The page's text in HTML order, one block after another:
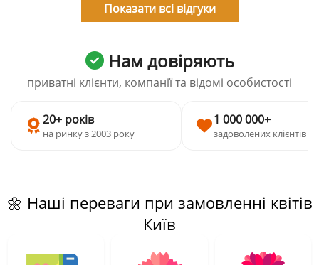
Показати всі відгуки
Нам довіряють
приватні клієнти, компанії та відомі особистості
20+ років
на ринку з 2003 року
1 000 000+
задоволених клієнтів
🌼 Наші переваги при замовленні квітів
Київ